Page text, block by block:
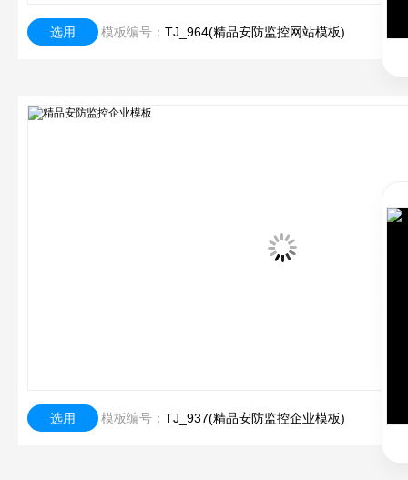
选用 模板编号： TJ_964(精品安防监控网站模板)
选用 模板编号： TJ_937(精品安防监控企业模板)